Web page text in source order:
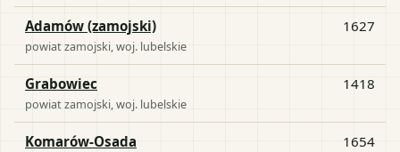
Adamów (zamojski)
powiatzamojski , woj. lubelskie
1627
Grabowiec
powiatzamojski , woj. lubelskie
1418
Komarów-Osada 1654